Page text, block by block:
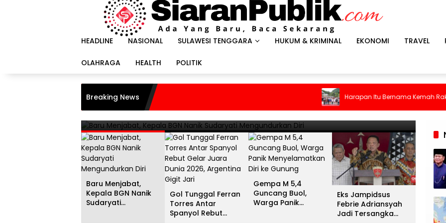
HEADLINE NASIONAL SULAWESI TENGGARA HUKUM & KRIMINAL EKONOMI TRAVEL
OLAHRAGA HEALTH POLITIK
Breaking News Harapan Itu Bernama Kemah Rakyat
HEADLINE
Gol Tunggal Ferran Torres Antar Spanyol Rebut Gelar
Juara Dunia 2026, Argentina Gigit Jari
Baru Menjabat,
Kepala BGN Nanik
Sudaryati
Gol Tunggal Ferran
Torres Antar
Spanyol Rebut
Gempa M 5,4
Guncang Buol,
Warga Panik
Eks Jampidsus
Febrie Adriansyah
Jadi Tersangka